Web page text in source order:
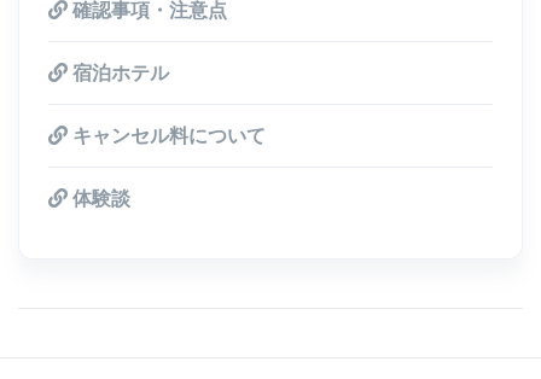
確認事項・注意点
宿泊ホテル
キャンセル料について
体験談